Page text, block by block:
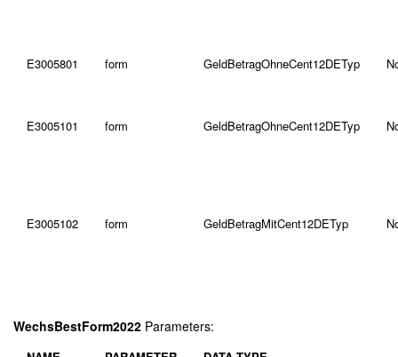
E3005801 form GeldBetragOhneCent12DETyp
E3005101 form GeldBetragOhneCent12DETyp
E3005102 form GeldBetragMitCent12DETyp
WechsBestForm2022 Parameters: